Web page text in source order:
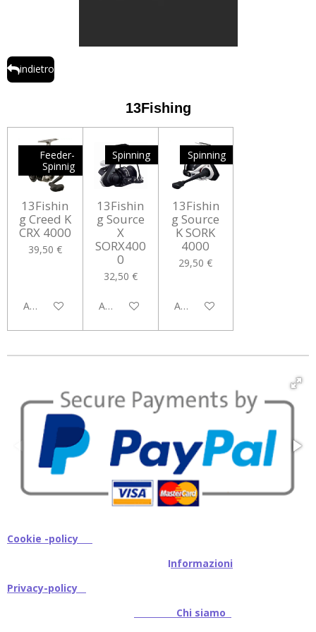
indietro
13Fishing
Feeder-
Spinnig
13Fishin
g Creed K
CRX 4000
39,50 €
Aggiungi al carrello
Spinning
13Fishin
g Source
X
SORX400
0
32,50 €
Aggiungi al carrello
Spinning
13Fishin
g Source
K SORK
4000
29,50 €
Aggiungi al carrello
Cookie -policy
Informazioni
Privacy-policy
Chi siamo